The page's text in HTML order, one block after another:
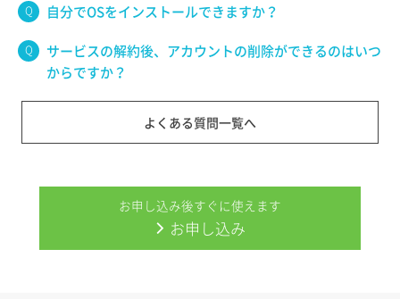
自分でOSをインストールできますか？
サービスの解約後、アカウントの削除ができるのはいつ
からですか？
よくある質問一覧へ
お申し込み後すぐに使えます
お申し込み